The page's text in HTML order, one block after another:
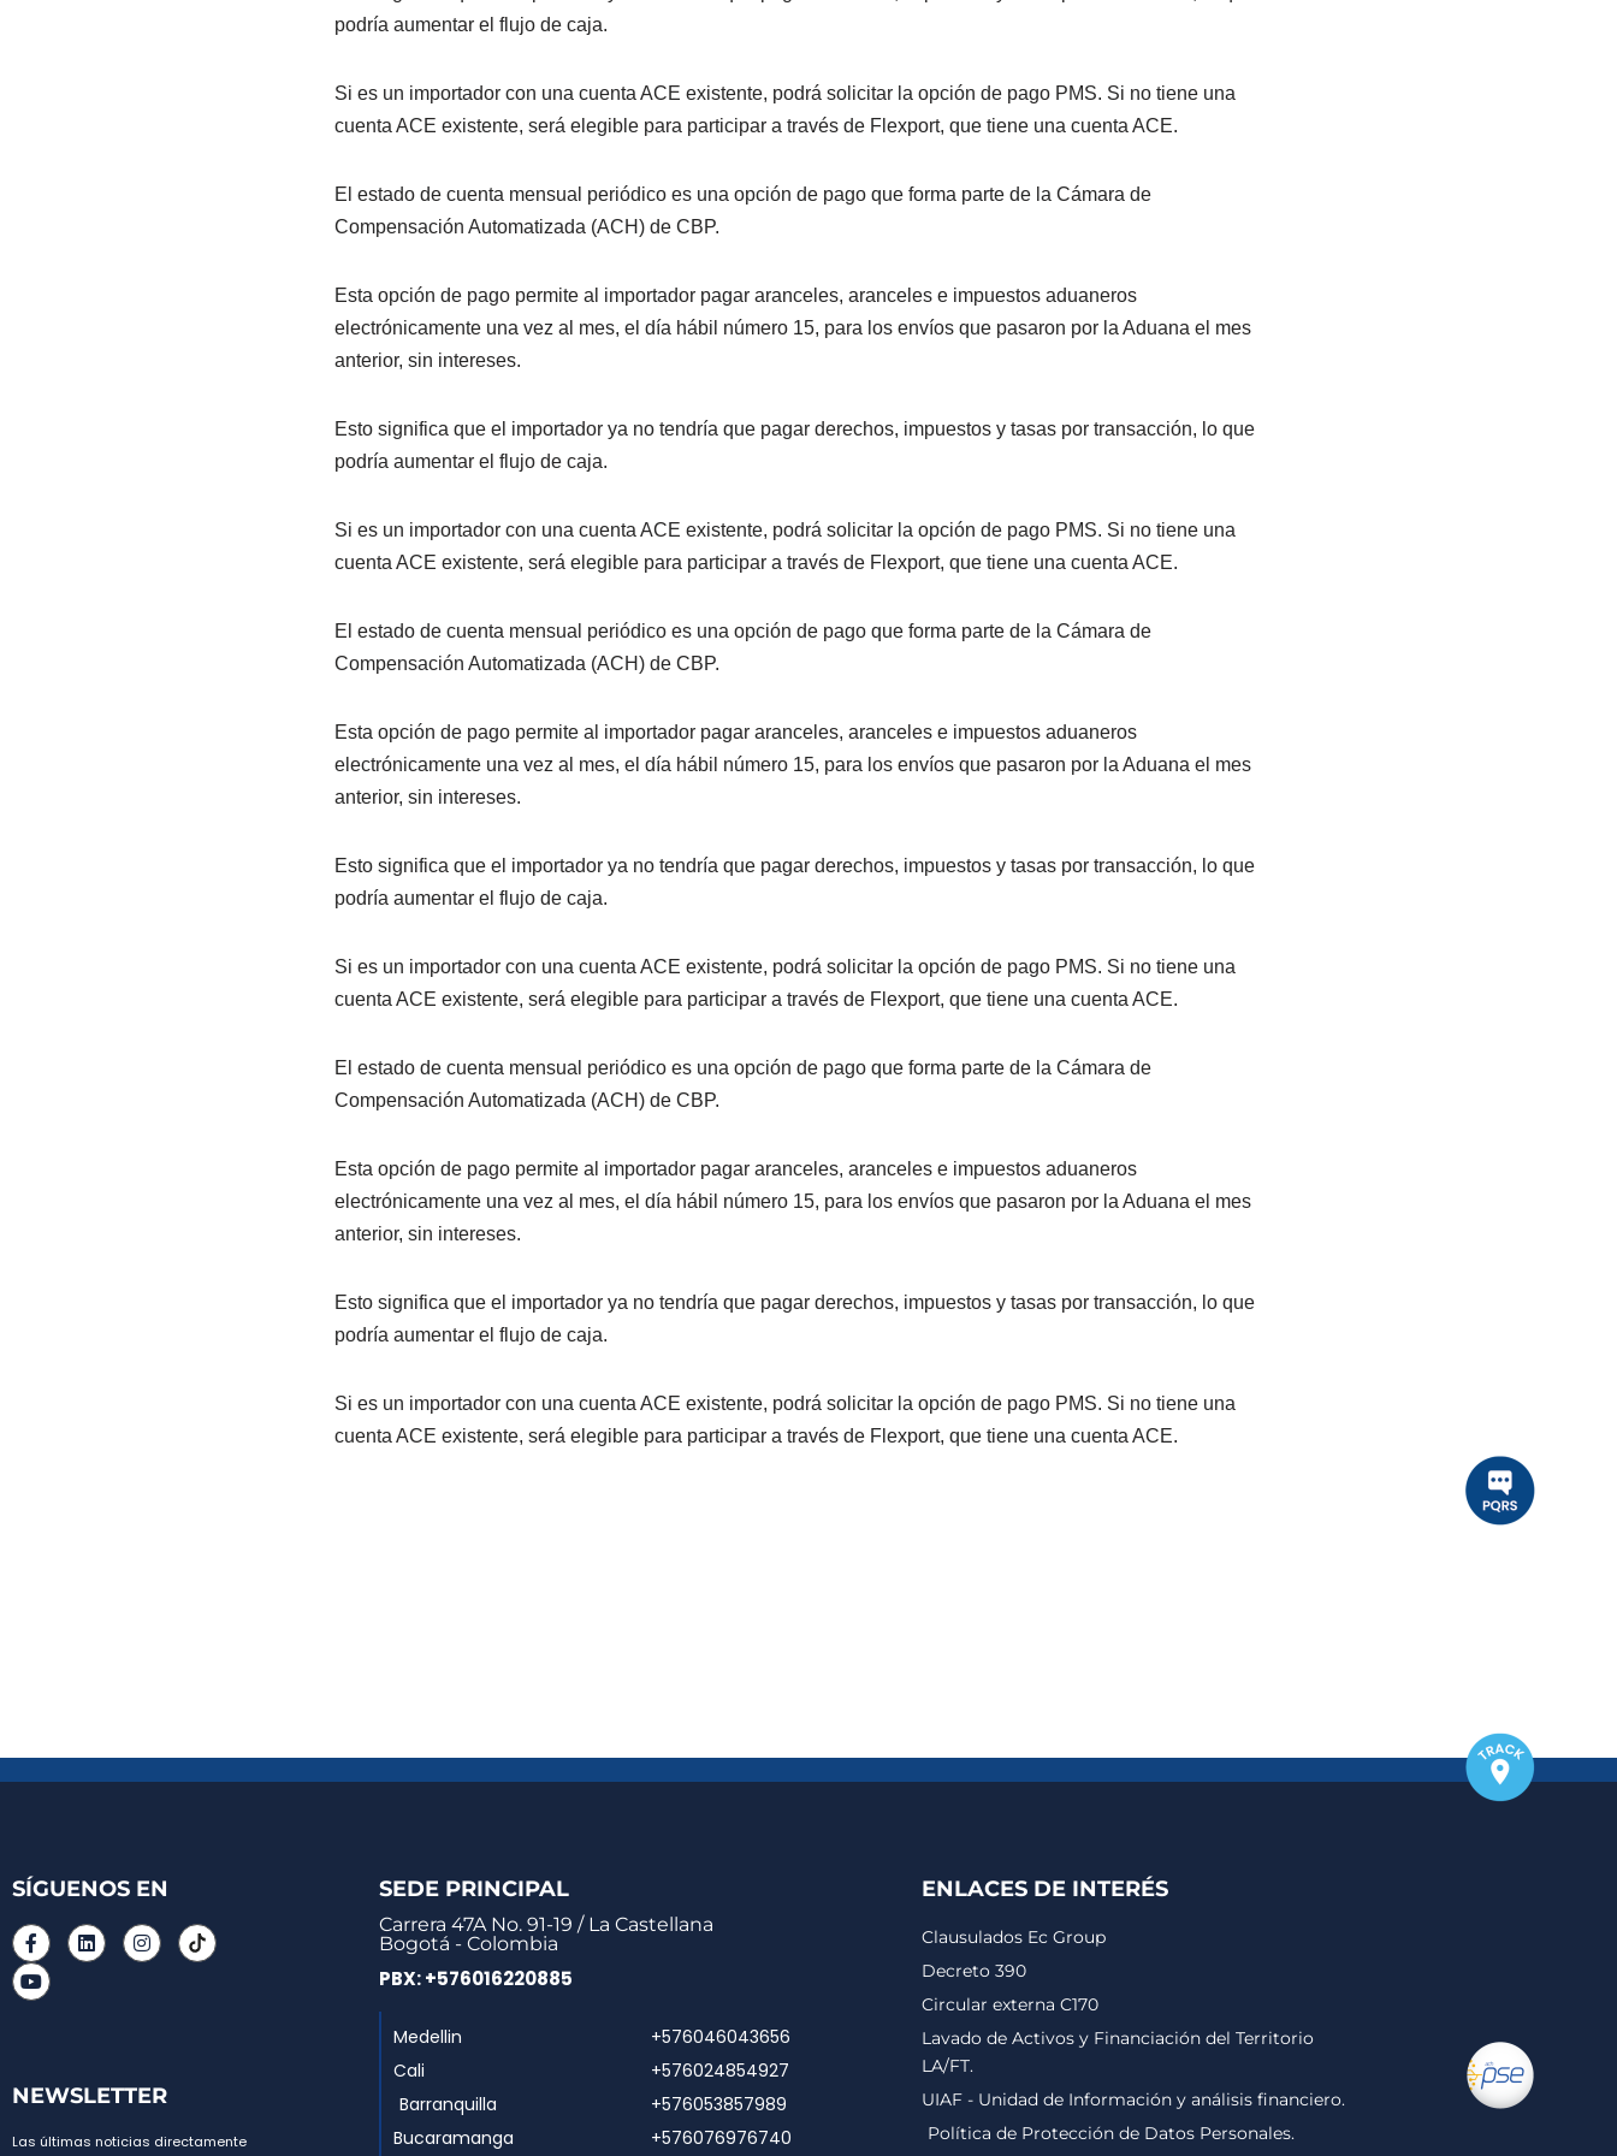
podría aumentar el flujo de caja.
Si es un importador con una cuenta ACE existente, podrá solicitar la opción de pago PMS. Si no tiene una
cuenta ACE existente, será elegible para participar a través de Flexport, que tiene una cuenta ACE.
El estado de cuenta mensual periódico es una opción de pago que forma parte de la Cámara de
Compensación Automatizada (ACH) de CBP.
Esta opción de pago permite al importador pagar aranceles, aranceles e impuestos aduaneros
electrónicamente una vez al mes, el día hábil número 15, para los envíos que pasaron por la Aduana el mes
anterior, sin intereses.
Esto significa que el importador ya no tendría que pagar derechos, impuestos y tasas por transacción, lo que
podría aumentar el flujo de caja.
Si es un importador con una cuenta ACE existente, podrá solicitar la opción de pago PMS. Si no tiene una
cuenta ACE existente, será elegible para participar a través de Flexport, que tiene una cuenta ACE.
El estado de cuenta mensual periódico es una opción de pago que forma parte de la Cámara de
Compensación Automatizada (ACH) de CBP.
Esta opción de pago permite al importador pagar aranceles, aranceles e impuestos aduaneros
electrónicamente una vez al mes, el día hábil número 15, para los envíos que pasaron por la Aduana el mes
anterior, sin intereses.
Esto significa que el importador ya no tendría que pagar derechos, impuestos y tasas por transacción, lo que
podría aumentar el flujo de caja.
Si es un importador con una cuenta ACE existente, podrá solicitar la opción de pago PMS. Si no tiene una
cuenta ACE existente, será elegible para participar a través de Flexport, que tiene una cuenta ACE.
El estado de cuenta mensual periódico es una opción de pago que forma parte de la Cámara de
Compensación Automatizada (ACH) de CBP.
Esta opción de pago permite al importador pagar aranceles, aranceles e impuestos aduaneros
electrónicamente una vez al mes, el día hábil número 15, para los envíos que pasaron por la Aduana el mes
anterior, sin intereses.
Esto significa que el importador ya no tendría que pagar derechos, impuestos y tasas por transacción, lo que
podría aumentar el flujo de caja.
Si es un importador con una cuenta ACE existente, podrá solicitar la opción de pago PMS. Si no tiene una
cuenta ACE existente, será elegible para participar a través de Flexport, que tiene una cuenta ACE.
SÍGUENOS EN
NEWSLETTER
Las últimas noticias directamente
SEDE PRINCIPAL
Carrera 47A No. 91-19 / La Castellana
Bogotá - Colombia
PBX: +576016220885
Medellin
Cali
Barranquilla
Bucaramanga
+576046043656
+576024854927
+576053857989
+576076976740
ENLACES DE INTERÉS
Clausulados Ec Group
Decreto 390
Circular externa C170
Lavado de Activos y Financiación del Territorio
LA/FT.
UIAF - Unidad de Información y análisis financiero.
Política de Protección de Datos Personales.